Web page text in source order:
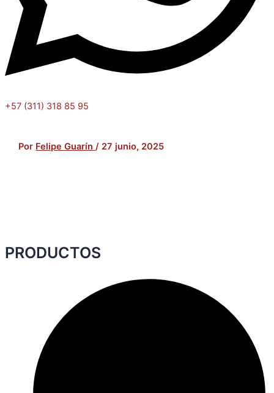
+57 (311) 318 85 95
Por Felipe Guarín/ 27 junio, 2025
PRODUCTOS